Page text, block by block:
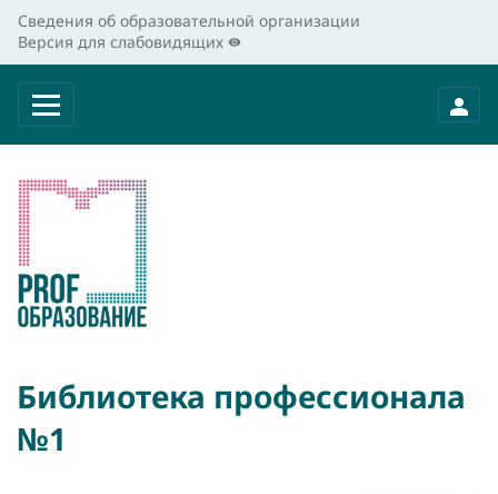
Сведения об образовательной организации
Версия для слабовидящих
Библиотека профессионала
№1